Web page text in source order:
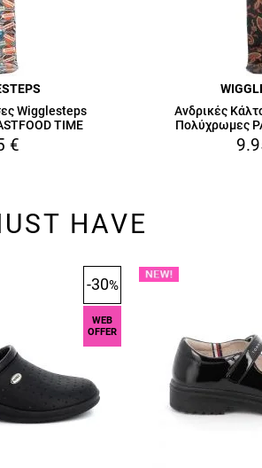
Wigglesteps
TIME
€
Ανδρικές
Πολύχρωμες
HAVE
-30%
WEB
OFFER